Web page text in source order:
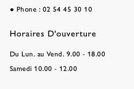
● Phone : 02 54 45 30 10
Horaires D'ouverture
Du Lun. au Vend. 9.00 - 18.00
Samedi 10.00 - 12.00